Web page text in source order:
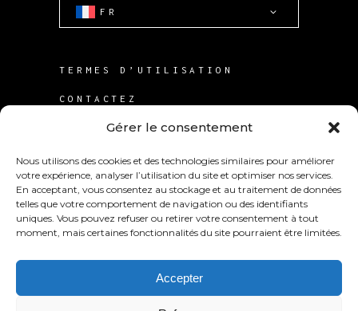
Gérer le consentement
Nous utilisons des cookies et des technologies similaires pour améliorer
votre expérience, analyser l’utilisation du site et optimiser nos services.
En acceptant, vous consentez au stockage et au traitement de données
telles que votre comportement de navigation ou des identifiants
uniques. Vous pouvez refuser ou retirer votre consentement à tout
moment, mais certaines fonctionnalités du site pourraient être limitées.
Accepter
FR
TERMES D’UTILISATION
CONTACTEZ
REJOIGNEZ
KABS Laboratories Inc